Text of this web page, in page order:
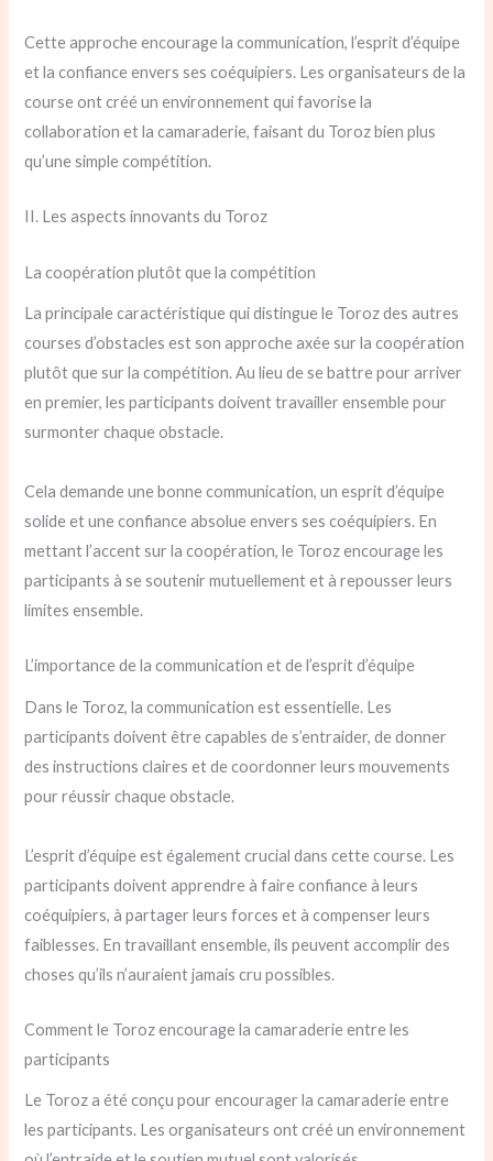
Cette approche encourage la communication, l’esprit d’équipe
et la confiance envers ses coéquipiers. Les organisateurs de la
course ont créé un environnement qui favorise la
collaboration et la camaraderie, faisant du Toroz bien plus
qu’une simple compétition.
II. Les aspects innovants du Toroz
La coopération plutôt que la compétition
La principale caractéristique qui distingue le Toroz des autres
courses d’obstacles est son approche axée sur la coopération
plutôt que sur la compétition. Au lieu de se battre pour arriver
en premier, les participants doivent travailler ensemble pour
surmonter chaque obstacle.
Cela demande une bonne communication, un esprit d’équipe
solide et une confiance absolue envers ses coéquipiers. En
mettant l’accent sur la coopération, le Toroz encourage les
participants à se soutenir mutuellement et à repousser leurs
limites ensemble.
L’importance de la communication et de l’esprit d’équipe
Dans le Toroz, la communication est essentielle. Les
participants doivent être capables de s’entraider, de donner
des instructions claires et de coordonner leurs mouvements
pour réussir chaque obstacle.
L’esprit d’équipe est également crucial dans cette course. Les
participants doivent apprendre à faire confiance à leurs
coéquipiers, à partager leurs forces et à compenser leurs
faiblesses. En travaillant ensemble, ils peuvent accomplir des
choses qu’ils n’auraient jamais cru possibles.
Comment le Toroz encourage la camaraderie entre les
participants
Le Toroz a été conçu pour encourager la camaraderie entre
les participants. Les organisateurs ont créé un environnement